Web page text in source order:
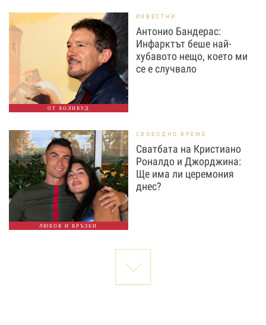
ОТ ХОЛИВУД
ИЗВЕСТНИ
Антонио Бандерас:
Инфарктът беше най-
хубавото нещо, което ми
се е случвало
ЛЮБОВ И ВРЪЗКИ
СВОБОДНО ВРЕМЕ
Сватбата на Кристиано
Роналдо и Джорджина:
Ще има ли церемония
днес?